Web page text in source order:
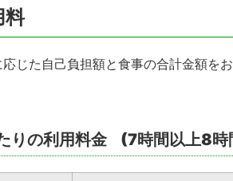
料
じた自己負担額と食事の合計金額を
りの利用料金 (7時間以上8時